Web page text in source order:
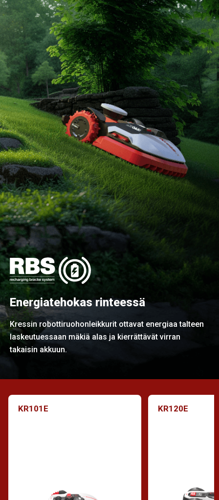
Energiatehokas rinteessä
Kressin robottiruohonleikkurit ottavat energiaa talteen
laskeutuessaan mäkiä alas ja kierrättävät virran
takaisin akkuun.
KR101E KR120E